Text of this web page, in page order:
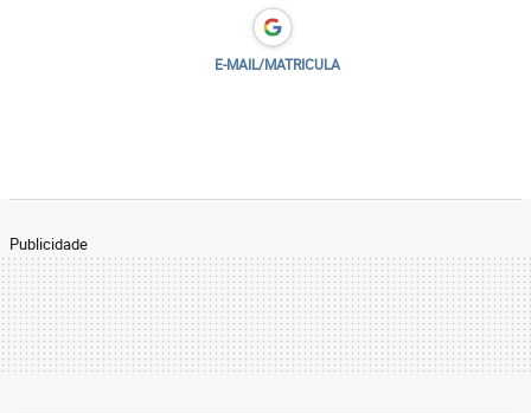
E-MAIL/MATRICULA
Publicidade